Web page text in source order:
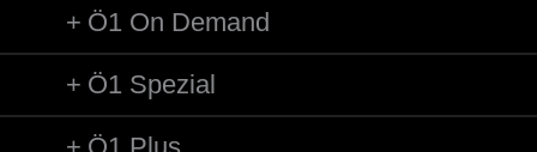
Ö1 On Demand
Ö1 Spezial